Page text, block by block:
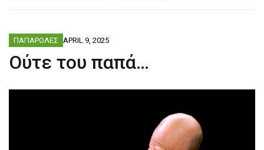
ΠΑΠΑΡΟΛΕΣ APRIL 9, 2025
Ούτε του παπά…